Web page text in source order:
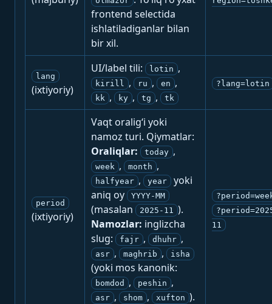
frontend selectida
ishlatiladiganlar bilan
bir xil.
lang
(ixtiyoriy)
UI/label tili: lotin ,
kirill , ru , en ,
kk , ky , tg , tk
?lang=lotin
period
(ixtiyoriy)
Vaqt oralig‘i yoki
namoz turi. Qiymatlar:
Oraliqlar:
today ,
week , month ,
halfyear , year
yoki
aniq oy
YYYY-MM
(masalan 2025-11 ).
Namozlar: inglizcha
slug:
fajr , dhuhr ,
asr , maghrib , isha
(yoki mos kanonik:
bomdod , peshin ,
asr , shom , xufton ).
11